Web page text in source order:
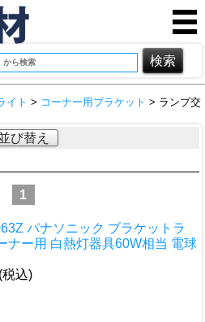
イト > コーナー用ブラケット > ランプ交
び替え
1
パナソニック ブラケットラ
ナー用 白熱灯器具60W相当 電球
(税込)